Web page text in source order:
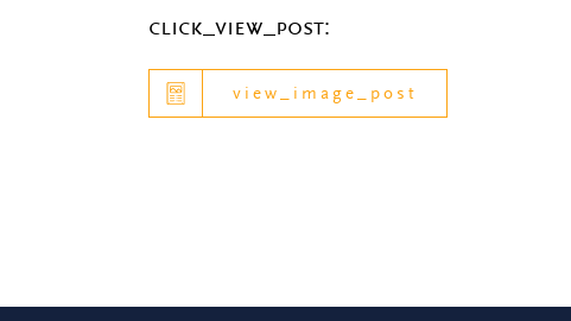
click_view_post:
view_image_post